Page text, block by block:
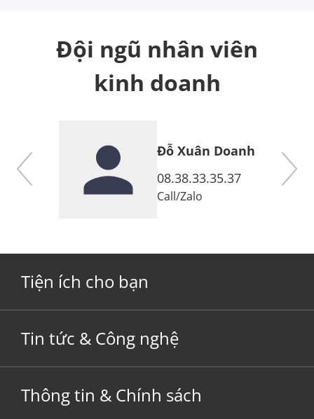
Đội ngũ nhân viên
kinh doanh
Đỗ Xuân Doanh
08.38.33.35.37
Call/Zalo
Tiện ích cho bạn
Tin tức & Công nghệ
Thông tin & Chính sách